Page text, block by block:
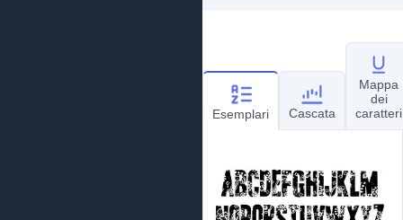
Esemplari Cascata
Mappa
dei
caratteri